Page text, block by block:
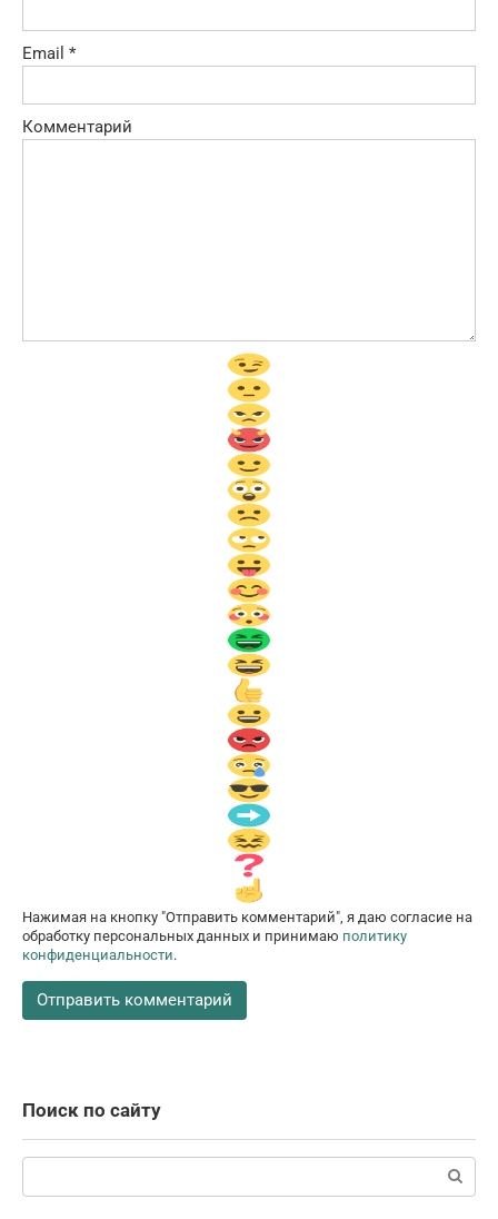
Email *
Комментарий
Нажимая на кнопку "Отправить комментарий", я даю согласие на
обработку персональных данных и принимаю политику
конфиденциальности.
Поиск по сайту
Поиск: